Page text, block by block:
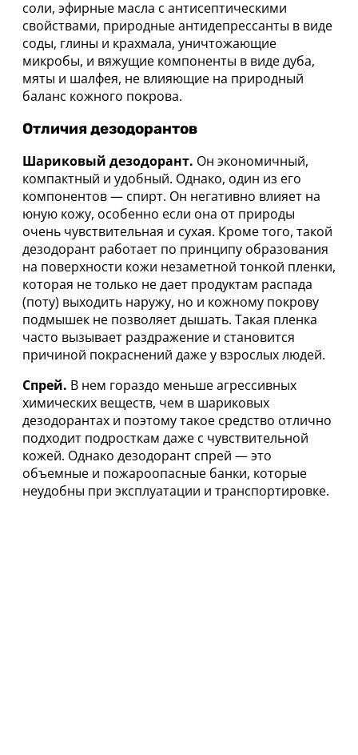
соли, эфирные масла с антисептическими
свойствами, природные антидепрессанты в виде
соды, глины и крахмала, уничтожающие
микробы, и вяжущие компоненты в виде дуба,
мяты и шалфея, не влияющие на природный
баланс кожного покрова.
Отличия дезодорантов
Шариковый дезодорант. Он экономичный,
компактный и удобный. Однако, один из его
компонентов — спирт. Он негативно влияет на
юную кожу, особенно если она от природы
очень чувствительная и сухая. Кроме того, такой
дезодорант работает по принципу образования
на поверхности кожи незаметной тонкой пленки,
которая не только не дает продуктам распада
(поту) выходить наружу, но и кожному покрову
подмышек не позволяет дышать. Такая пленка
часто вызывает раздражение и становится
причиной покраснений даже у взрослых людей.
Спрей. В нем гораздо меньше агрессивных
химических веществ, чем в шариковых
дезодорантах и поэтому такое средство отлично
подходит подросткам даже с чувствительной
кожей. Однако дезодорант спрей — это
объемные и пожароопасные банки, которые
неудобны при эксплуатации и транспортировке.